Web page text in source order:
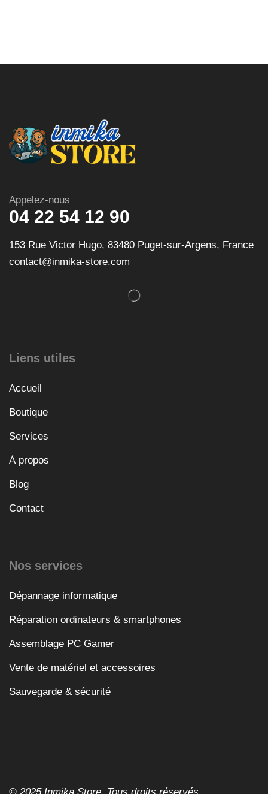
Appelez-nous
04 22 54 12 90
153 Rue Victor Hugo, 83480 Puget-sur-Argens, France
contact@inmika-store.com
Liens utiles
Accueil
Boutique
Services
À propos
Blog
Contact
Nos services
Dépannage informatique
Réparation ordinateurs & smartphones
Assemblage PC Gamer
Vente de matériel et accessoires
Sauvegarde & sécurité